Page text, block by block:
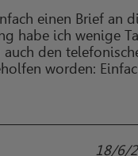
einen Brief an
habe ich wenige
den
worden:
18/6/